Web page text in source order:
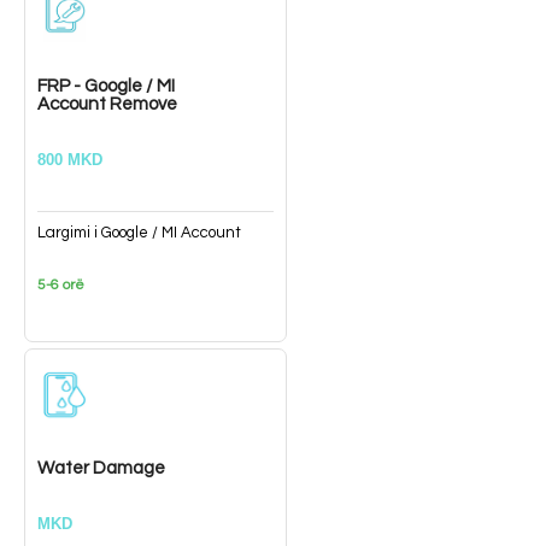
FRP - Google / MI
Account Remove
800 MKD
Largimi i Google / MI Account
5-6 orë
Water Damage
MKD